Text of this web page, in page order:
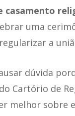
casamento
uma
a
dúvida
Cartório de
melhor sobre